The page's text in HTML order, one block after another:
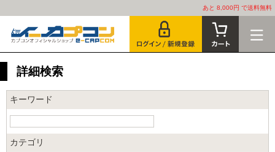
あと 8,000円 で送料無料
詳細検索
キーワード
カテゴリ